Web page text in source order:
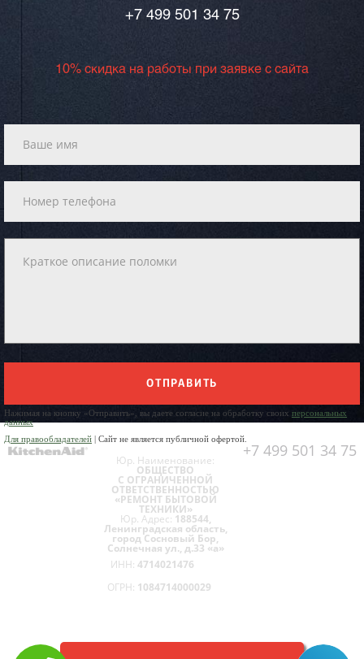
+7 499 501 34 75
10% скидка на работы при заявке с сайта
ОТПРАВИТЬ
Нажимая на кнопку «Отправить», вы даете согласие на обработку своих персональных
данных
Для правообладателей | Сайт не является публичной офертой.
+7 499 501 34 75
Юр. Наименование:
ОБЩЕСТВО
С ОГРАНИЧЕННОЙ
ОТВЕТСТВЕННОСТЬЮ
«РЕМОНТ БЫТОВОЙ
ТЕХНИКИ»
Юр. Адрес: 188544,
Ленинградская область,
город Сосновый Бор,
Солнечная ул., д.33 «а»
ИНН: 4714021476
ОГРН: 1084714000029